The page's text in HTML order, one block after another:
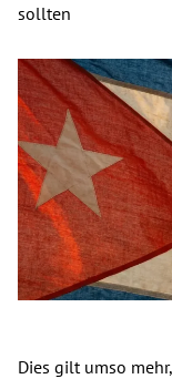
sollten
Dies gilt umso